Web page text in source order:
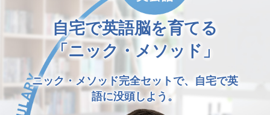
自宅で英語脳を育てる
「ニック・メソッド」
ニック・メソッド完全セットで、自宅で英
語に没頭しよう。